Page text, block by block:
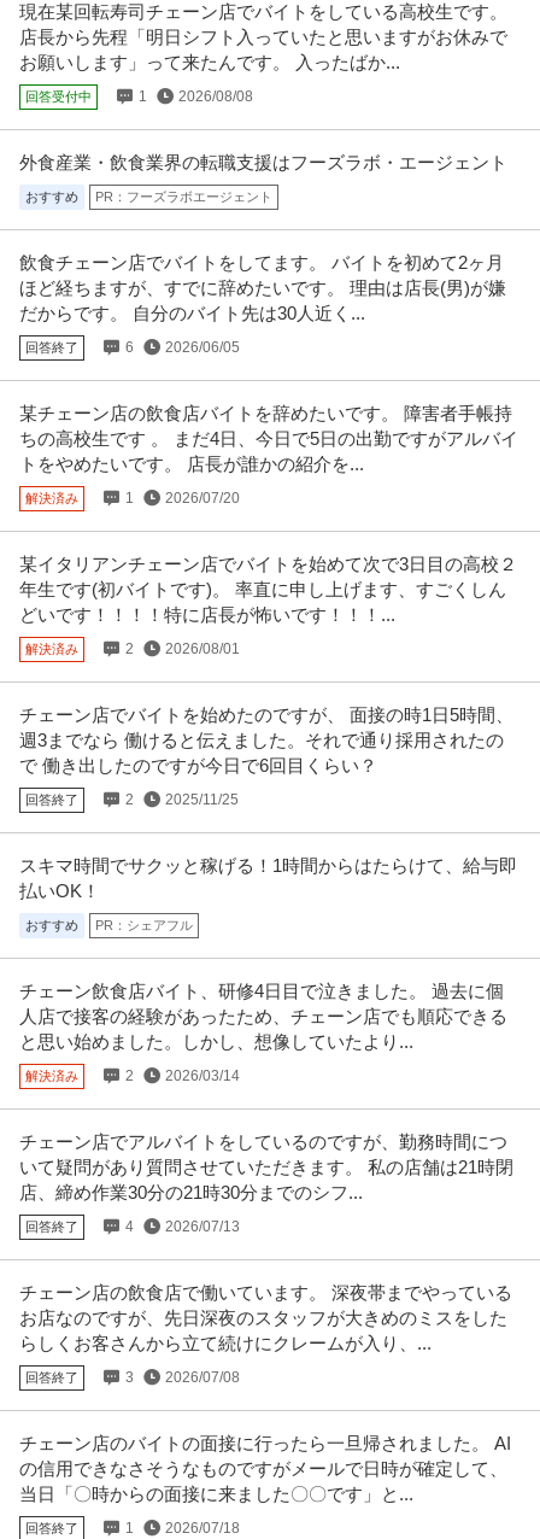
Altair
新着 パート・アルバイト 未経験OK 学歴不問 昇給あり
日給2.5万円
女性のリーダーを中心に営業しています♪マニュアルがしっかり確立している
一般事務
銀座スエヒロカフェテリアサービス株式会社
パート・アルバイト 未経験OK 交通費支給 ミドル活躍中
年収249.6万円
しゅふの働くを応援！ [求人概要 698【事務＆調理補助】企業内食堂での簡単
な事務と 調理補助”盛
コールセンター／サービスエリアや渋滞情報などの問合せ対応
アルティウスリンク株式会社
新着 パート・アルバイト・契約社員 未経験OK 交通費支給
時給1,750円
推したいポイント ★プライベート時間も充実！ ゆっくり午後出社♪週4日勤務
提供：ジョブミーツ
この条件の求人をもっと見る
現在某回転寿司チェーン店でバイトをしている高校生です。
店長から先程「明日シフト入っていたと思いますがお休みで
お願いします」って来たんです。 入ったばか...
回答受付中 1 2026/08/08
外食産業・飲食業界の転職支援はフーズラボ・エージェント
おすすめ PR：フーズラボエージェント
飲食チェーン店でバイトをしてます。 バイトを初めて2ヶ月
ほど経ちますが、すでに辞めたいです。 理由は店長(男)が嫌
だからです。 自分のバイト先は30人近く...
回答終了 6 2026/06/05
某チェーン店の飲食店バイトを辞めたいです。 障害者手帳持
ちの高校生です 。 まだ4日、今日で5日の出勤ですがアルバイ
トをやめたいです。 店長が誰かの紹介を...
解決済み 1 2026/07/20
某イタリアンチェーン店でバイトを始めて次で3日目の高校２
年生です(初バイトです)。 率直に申し上げます、すごくしん
どいです！！！！特に店長が怖いです！！！...
解決済み 2 2026/08/01
チェーン店でバイトを始めたのですが、 面接の時1日5時間、
週3までなら 働けると伝えました。それで通り採用されたの
で 働き出したのですが今日で6回目くらい？
回答終了 2 2025/11/25
スキマ時間でサクッと稼げる！1時間からはたらけて、給与即
払いOK！
おすすめ PR：シェアフル
チェーン飲食店バイト、研修4日目で泣きました。 過去に個
人店で接客の経験があったため、チェーン店でも順応できる
と思い始めました。しかし、想像していたより...
解決済み 2 2026/03/14
チェーン店でアルバイトをしているのですが、勤務時間につ
いて疑問があり質問させていただきます。 私の店舗は21時閉
店、締め作業30分の21時30分までのシフ...
回答終了 4 2026/07/13
チェーン店の飲食店で働いています。 深夜帯までやっている
お店なのですが、先日深夜のスタッフが大きめのミスをした
らしくお客さんから立て続けにクレームが入り、...
回答終了 3 2026/07/08
チェーン店のバイトの面接に行ったら一旦帰されました。 AI
の信用できなさそうなものですがメールで日時が確定して、
当日「〇時からの面接に来ました〇〇です」と...
回答終了 1 2026/07/18